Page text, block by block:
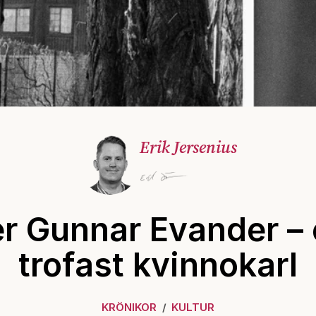
Erik Jersenius
Gunnar Evander –
trofast kvinnokarl
KRÖNIKOR KULTUR